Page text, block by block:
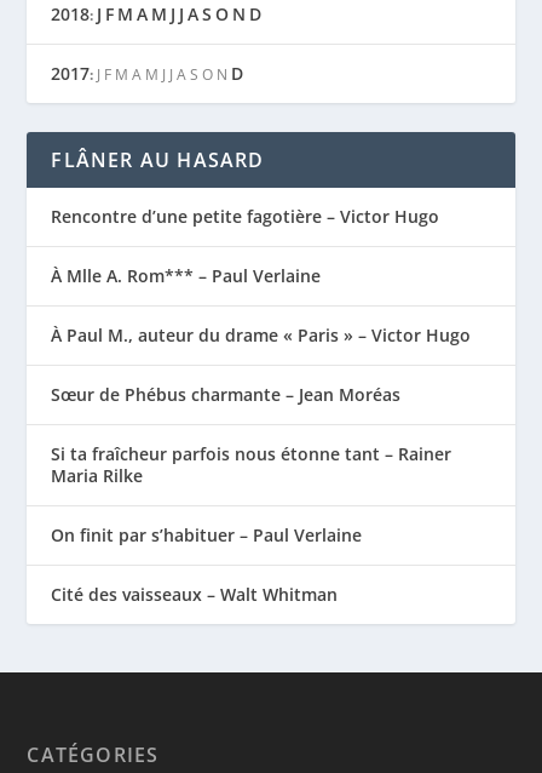
2018: J F M A M J J AS O N D
2017: J F M A M J J A S O N D
FLÂNER AU HASARD
Rencontre d’une petite fagotière – Victor Hugo
À Mlle A. Rom*** – Paul Verlaine
À Paul M., auteur du drame « Paris » – Victor Hugo
Sœur de Phébus charmante – Jean Moréas
Si ta fraîcheur parfois nous étonne tant – Rainer
Maria Rilke
On finit par s’habituer – Paul Verlaine
Cité des vaisseaux – Walt Whitman
CATÉGORIES